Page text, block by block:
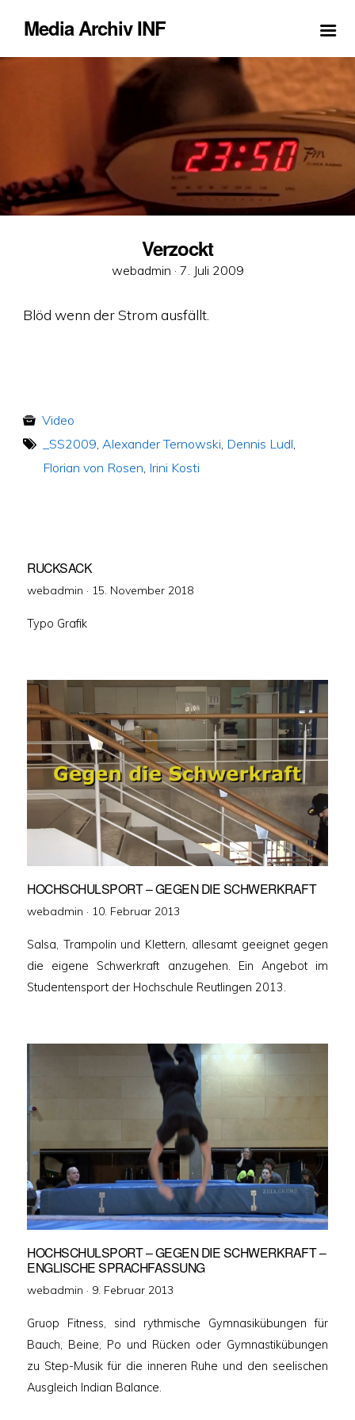
Media Archiv INF
Verzockt
webadmin · Veröffentlicht
7. Juli 2009
Blöd wenn der Strom ausfällt.
Video
_SS2009 Alexander Ternowski Dennis Ludl
Florian von Rosen Irini Kosti
RUCKSACK
webadmin · Veröffentlicht
15. November 2018
Typo Grafik
HOCHSCHULSPORT – GEGEN DIE SCHWERKRAFT
webadmin · Veröffentlicht
10. Februar 2013
Salsa, Trampolin und Klettern, allesamt geeignet gegen
die eigene Schwerkraft anzugehen. Ein Angebot im
Studentensport der Hochschule Reutlingen 2013.
HOCHSCHULSPORT – GEGEN DIE SCHWERKRAFT –
ENGLISCHE SPRACHFASSUNG
webadmin · Veröffentlicht
9. Februar 2013
Gruop Fitness, sind rythmische Gymnasikübungen für
Bauch, Beine, Po und Rücken oder Gymnastikübungen
zu Step-Musik für die inneren Ruhe und den seelischen
Ausgleich Indian Balance.